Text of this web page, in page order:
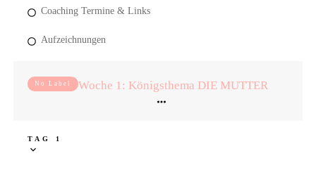
Coaching Termine & Links
Aufzeichnungen
No Label Woche 1: Königsthema DIE MUTTER
TAG 1